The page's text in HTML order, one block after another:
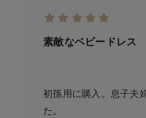
素敵なベビードレス
初孫用に購入。息子夫
た。